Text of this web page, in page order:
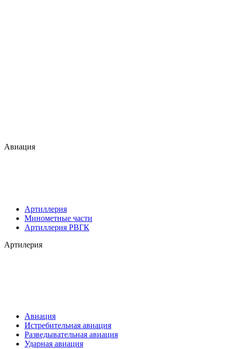
Авиация
Артиллерия
Минометные части
Артиллерия РВГК
Артилерия
Авиация
Истребительная авиация
Разведывательная авиация
Ударная авиация